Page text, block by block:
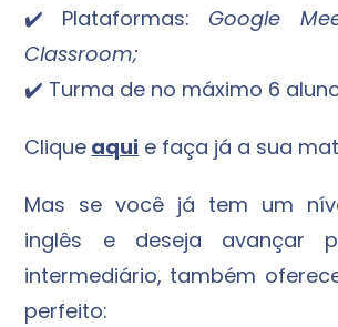
✔️ Plataformas: Google
Classroom;
✔️ Turma de no máximo 6
Clique aqui e faça já a sua
Mas se você já tem um
inglês e deseja avançar
intermediário, também
perfeito: